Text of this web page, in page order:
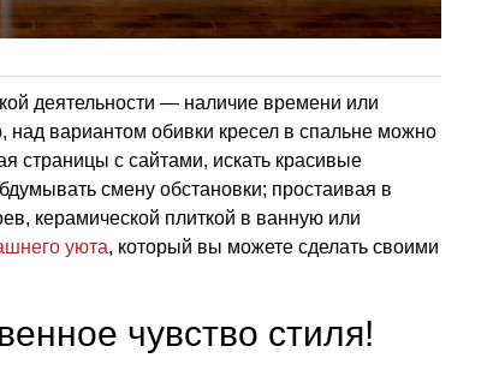
деятельности — наличие времени или
над вариантом обивки кресел в спальне можно
страницы с сайтами, искать красивые
смену обстановки; простаивая в
керамической плиткой в ванную или
уюта, который вы можете сделать своими
чувство стиля!